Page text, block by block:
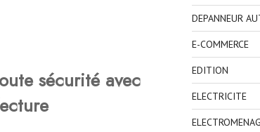
sécurité avec
DEPANNEUR
E-COMMERCE
EDITION
ELECTRICITE